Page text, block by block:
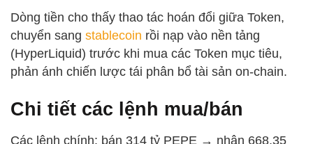
Dòng tiền cho thấy thao tác hoán đổi giữa Token,
chuyển sang stablecoin rồi nạp vào nền tảng
(HyperLiquid) trước khi mua các Token mục tiêu,
phản ánh chiến lược tái phân bổ tài sản on-chain.
Chi tiết các lệnh mua/bán
Các lệnh chính: bán 314 tỷ PEPE → nhận 668,35